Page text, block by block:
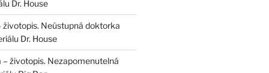
Dr. House
životopis. Neústupná doktorka
Dr. House
– životopis. Nezapomenutelná